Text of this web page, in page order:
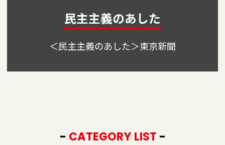
民主主義のあした
＜民主主義のあした＞東京新聞
- CATEGORY LIST -